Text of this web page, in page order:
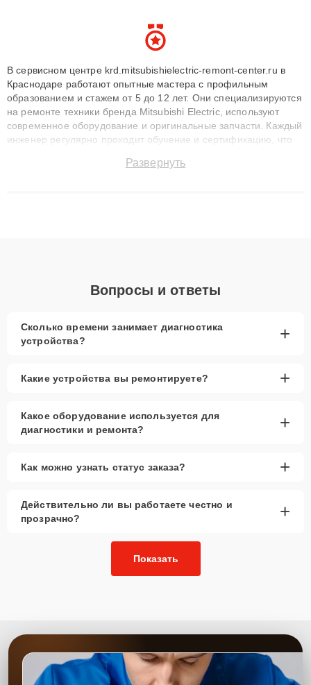
В сервисном центре krd.mitsubishielectric-remont-center.ru в
Краснодаре работают опытные мастера с профильным
образованием и стажем от 5 до 12 лет. Они специализируются
на ремонте техники бренда Mitsubishi Electric, используют
современное оборудование и оригинальные запчасти. Каждый
инженер регулярно проходит обучение и сертификацию, что
восстанавливать технику с сохранением гарантии до 3 лет.
Развернуть
Вопросы и ответы
Сколько времени занимает диагностика
устройства?
+
Какие устройства вы ремонтируете? +
Какое оборудование используется для
диагностики и ремонта?
+
Как можно узнать статус заказа? +
Действительно ли вы работаете честно и
прозрачно?
+
Показать